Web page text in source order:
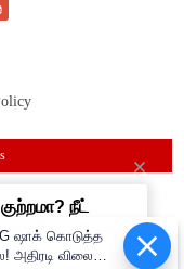
ஷாக் கொடுத்த
அதிரடி விலை